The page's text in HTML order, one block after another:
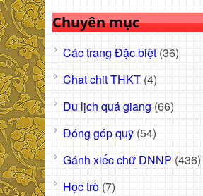
Chuyên mục
Các trang Đặc biệt (36)
Chat chit THKT (4)
Du lịch quá giang (66)
Đóng góp quỹ (54)
Gánh xiếc chữ DNNP (436)
Học trò (7)